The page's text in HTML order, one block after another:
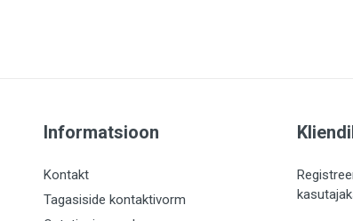
Informatsioon
Kontakt
Tagasiside kontaktivorm